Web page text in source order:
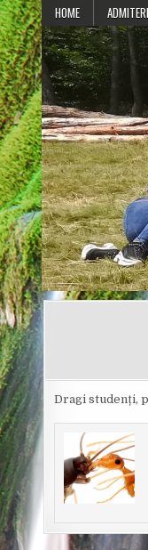
Skip
to
content
HOME
Dragi studenți,